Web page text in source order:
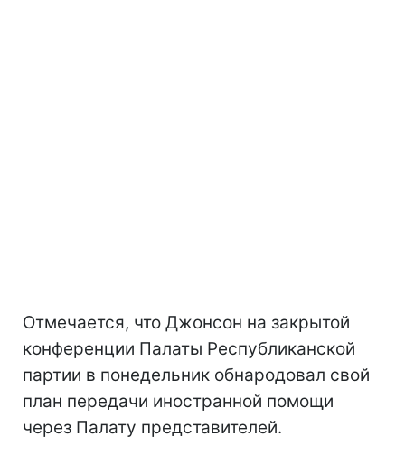
Отмечается, что Джонсон на закрытой
конференции Палаты Республиканской
партии в понедельник обнародовал свой
план передачи иностранной помощи
через Палату представителей.